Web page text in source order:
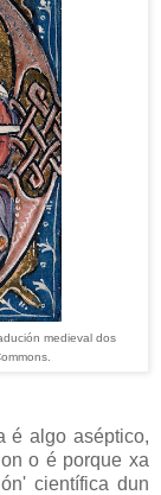
medieval dos
é algo aséptico,
o é porque xa
científica dun